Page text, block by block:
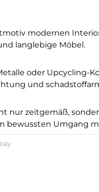
modernen
langlebige Möbel.
oder
und
nur zeitgemäß,
bewussten Umgang